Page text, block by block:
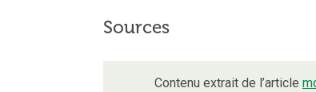
Sources
Contenu extrait de l’article